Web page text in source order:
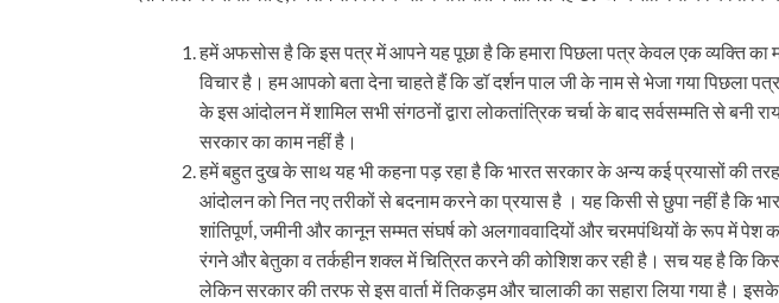
हमें अफसोस है कि इस पत्र में आपने यह पूछा है कि हमारा पिछला पत्र केवल एक व्यक्ति का
विचार है। हम आपको बता देना चाहते हैं कि डॉ दर्शन पाल जी के नाम से भेजा गया पिछला
के इस आंदोलन में शामिल सभी संगठनों द्वारा लोकतांत्रिक चर्चा के बाद सर्वसम्मति से बनी
सरकार का काम नहीं है।
हमें बहुत दुख के साथ यह भी कहना पड़ रहा है कि भारत सरकार के अन्य कई प्रयासों की
आंदोलन को नित नए तरीकों से बदनाम करने का प्रयास है । यह किसी से छुपा नहीं है कि
शांतिपूर्ण, जमीनी और कानून सम्मत संघर्ष को अलगाववादियों और चरमपंथियों के रूप में पेश
रंगने और बेतुका व तर्कहीन शक्ल में चित्रित करने की कोशिश कर रही है। सच यह है कि
लेकिन सरकार की तरफ से इस वार्ता में तिकड़म और चालाकी का सहारा लिया गया है।